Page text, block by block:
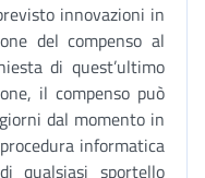
innovazioni in
del compenso al
di quest’ultimo
il compenso può
dal momento in
informatica
qualsiasi sportello